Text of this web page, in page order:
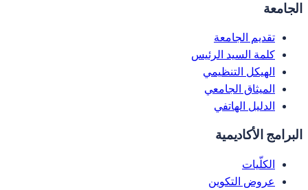
الجامعة
تقديم الجامعة
كلمة السيد الرئيس
الهيكل التنظيمي
الميثاق الجامعي
الدليل الهاتفي
البرامج الأكاديمية
الكلّيات
عروض التكوين